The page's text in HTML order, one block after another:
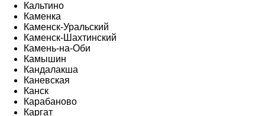
Кальтино
Каменка
Каменск-Уральский
Каменск-Шахтинский
Камень-на-Оби
Камышин
Кандалакша
Каневская
Канск
Карабаново
Каргат